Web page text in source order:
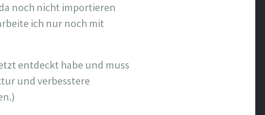
noch nicht importieren
ich nur noch mit
entdeckt habe und muss
und verbesstere